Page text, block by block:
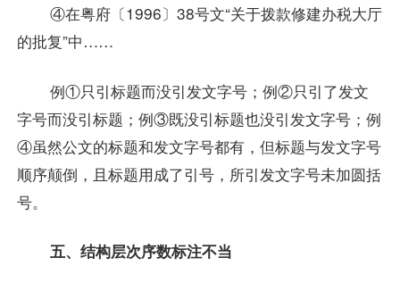
④在粤府〔1996〕38号文“关于拨款修建办税大厅
的批复”中……
例①只引标题而没引发文字号；例②只引了发文
字号而没引标题；例③既没引标题也没引发文字号；例
④虽然公文的标题和发文字号都有，但标题与发文字号
顺序颠倒，且标题用成了引号，所引发文字号未加圆括
号。
五、结构层次序数标注不当